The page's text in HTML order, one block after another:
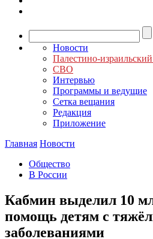
Новости
Палестино-
СВО
Интервью
Программы и ведущие
Сетка вещания
Редакция
Приложение
Главная Новости
Общество
В России
Кабмин выделил 10
помощь детям с
заболеваниями